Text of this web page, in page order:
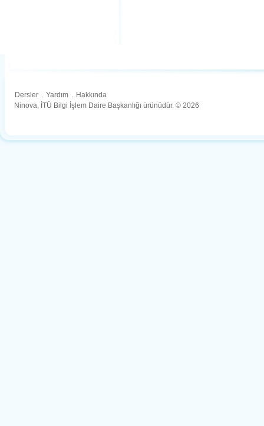
Dersler . Yardım . Hakkında
Ninova, İTÜ Bilgi İşlem Daire Başkanlığı ürünüdür. © 2026